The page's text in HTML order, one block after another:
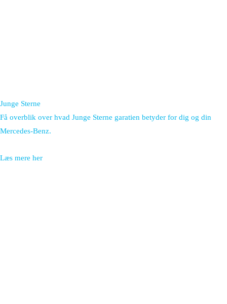
Junge Sterne
Få overblik over hvad Junge Sterne garatien betyder for dig og din
Mercedes-Benz.
Læs mere her